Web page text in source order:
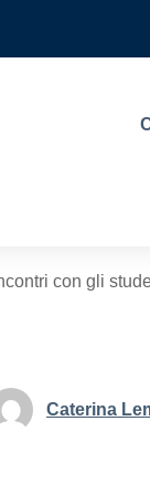
con gli
Caterina